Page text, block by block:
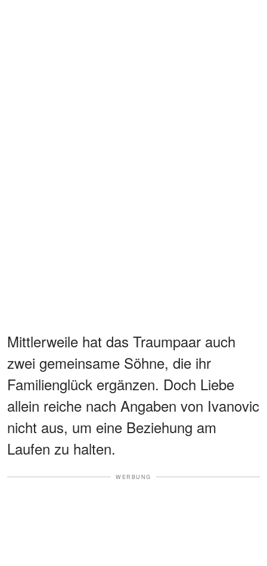
Mittlerweile hat das Traumpaar auch
zwei gemeinsame Söhne, die ihr
Familienglück ergänzen. Doch Liebe
allein reiche nach Angaben von Ivanovic
nicht aus, um eine Beziehung am
Laufen zu halten.
WERBUNG